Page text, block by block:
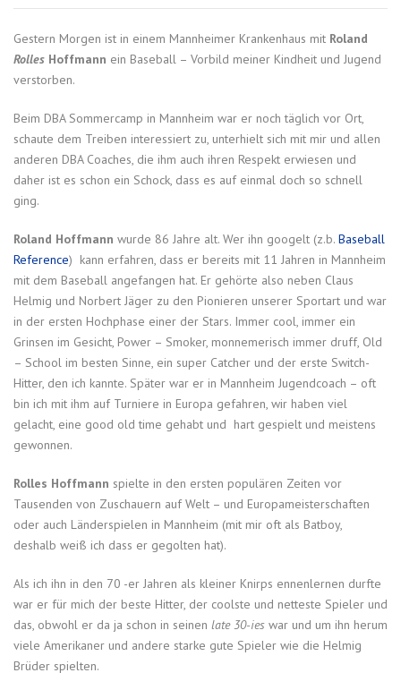
Gestern Morgen ist in einem Mannheimer Krankenhaus mit Roland
Rolles Hoffmann ein Baseball – Vorbild meiner Kindheit und Jugend
verstorben.
Beim DBA Sommercamp in Mannheim war er noch täglich vor Ort,
schaute dem Treiben interessiert zu, unterhielt sich mit mir und allen
anderen DBA Coaches, die ihm auch ihren Respekt erwiesen und
daher ist es schon ein Schock, dass es auf einmal doch so schnell
ging.
Roland Hoffmann wurde 86 Jahre alt. Wer ihn googelt (z.b. Baseball
Reference) kann erfahren, dass er bereits mit 11 Jahren in Mannheim
mit dem Baseball angefangen hat. Er gehörte also neben Claus
Helmig und Norbert Jäger zu den Pionieren unserer Sportart und war
in der ersten Hochphase einer der Stars. Immer cool, immer ein
Grinsen im Gesicht, Power – Smoker, monnemerisch immer druff, Old
– School im besten Sinne, ein super Catcher und der erste Switch-
Hitter, den ich kannte. Später war er in Mannheim Jugendcoach – oft
bin ich mit ihm auf Turniere in Europa gefahren, wir haben viel
gelacht, eine good old time gehabt und hart gespielt und meistens
gewonnen.
Rolles Hoffmann spielte in den ersten populären Zeiten vor
Tausenden von Zuschauern auf Welt – und Europameisterschaften
oder auch Länderspielen in Mannheim (mit mir oft als Batboy,
deshalb weiß ich dass er gegolten hat).
Als ich ihn in den 70 -er Jahren als kleiner Knirps ennenlernen durfte
war er für mich der beste Hitter, der coolste und netteste Spieler und
das, obwohl er da ja schon in seinen late 30-ies war und um ihn herum
viele Amerikaner und andere starke gute Spieler wie die Helmig
Brüder spielten.